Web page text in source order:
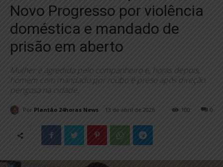
Novo Progresso por violência
doméstica e mandado de
prisão em aberto
Mulher é agredida pelo companheiro e, horas depois,
homem com mandado por roubo é preso após direção
perigosa na cidade.
Por Plantão 24horas News 13 de abril de 2026 0
100